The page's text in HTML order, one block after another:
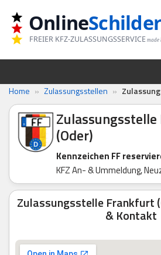
Zum
Inhalt
springen
OnlineSchilder
FREIER KFZ-ZULASSUNGSSERVICE made
Home » Zulassungsstellen »
(Oder)
Kennzeichen FF
KFZ An- & Ummeldung,
Zulassungsstelle Frankfurt
& Kontakt